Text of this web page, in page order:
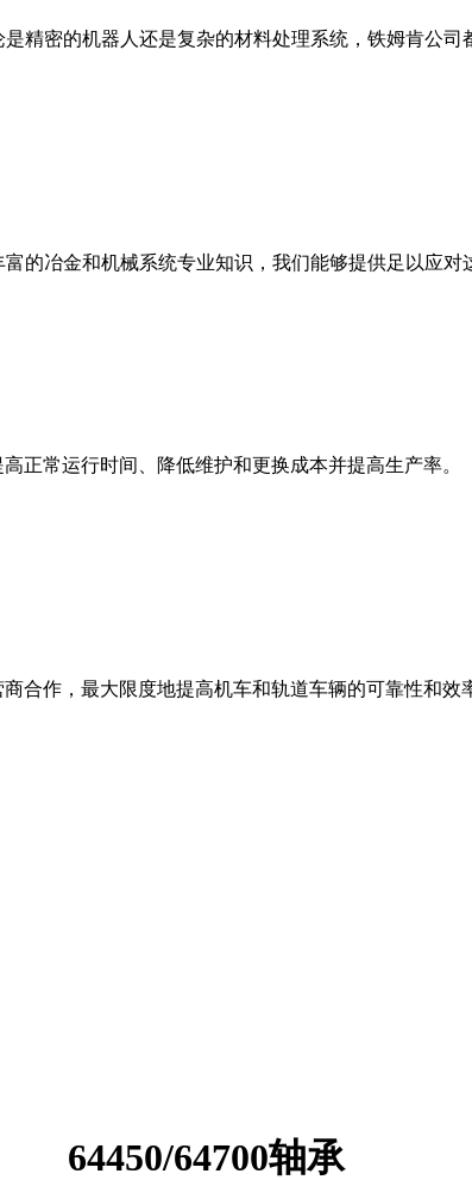
精密的机器人还是复杂的材料处理系统，铁姆肯公司
的冶金和机械系统专业知识，我们能够提供足以应
正常运行时间、降低维护和更换成本并提高生产率。
合作，最大限度地提高机车和轨道车辆的可靠性和效
64450/64700轴承